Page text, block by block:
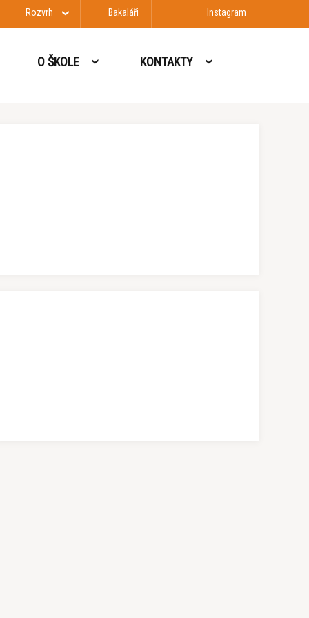
Rozvrh Bakaláři Instagram
O ŠKOLE KONTAKTY